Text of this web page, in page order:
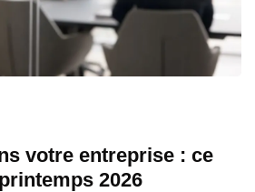
votre entreprise : ce
2026